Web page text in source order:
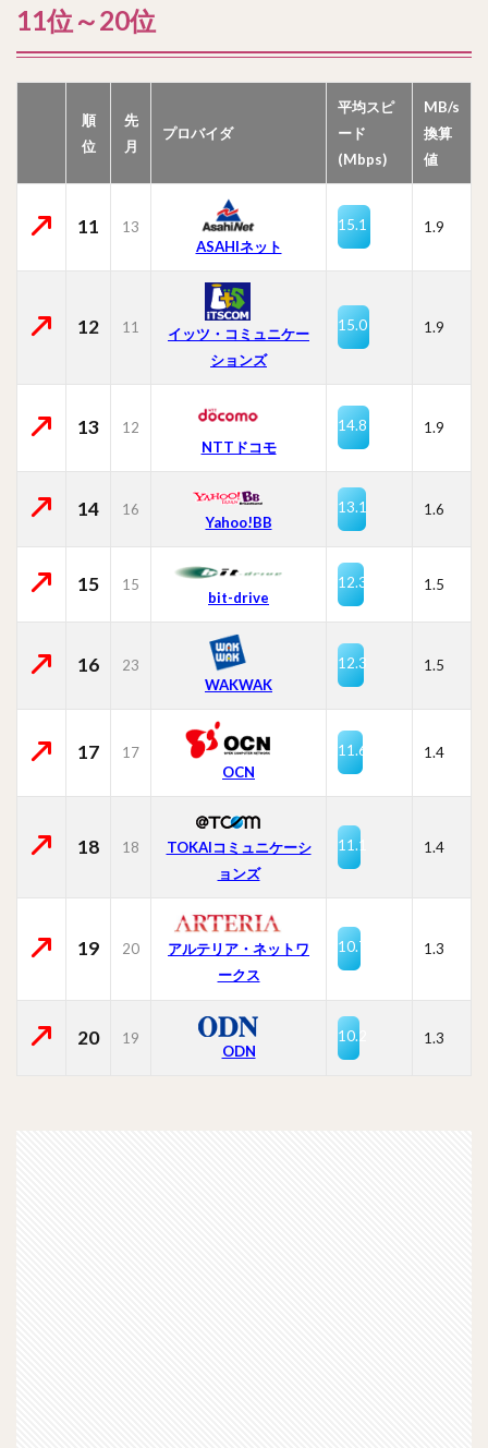
11位～20位
順
位
先
月
プロバイダ
平均スピ
ード
(Mbps)
MB/s
換算
値
11
13
ASAHIネット
15.1 1.9
12 11
イッツ・コミュニケー
ションズ
15.0 1.9
13
12
NTTドコモ
14.8 1.9
14 16
Yahoo!BB
13.1 1.6
15 15
bit-drive
12.3 1.5
16
23
WAKWAK
12.3 1.5
17
17
OCN
11.6 1.4
18 18
TOKAIコミュニケーシ
ョンズ
11.1 1.4
19 20
アルテリア・ネットワ
ークス
10.7 1.3
20 19
ODN
10.2 1.3